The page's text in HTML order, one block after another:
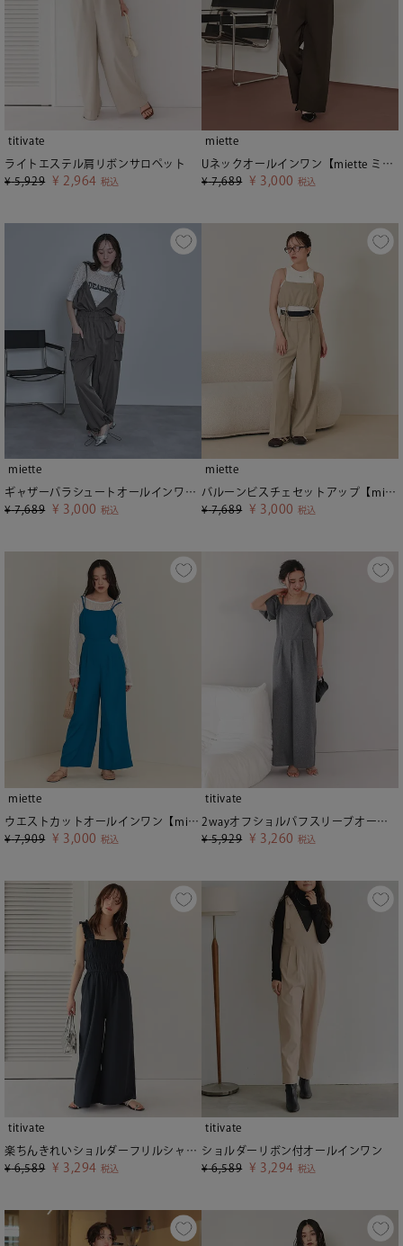
titivate
ライトエステル肩リボンサロペット
¥ 5,929 ¥ 2,964 税込
miette
Uネックオールインワン【miette ミエット】
¥ 7,689 ¥ 3,000 税込
miette
ギャザーパラシュートオールインワン【miette ミエット】
¥ 7,689 ¥ 3,000 税込
miette
バルーンビスチェセットアップ【miette ミエット】
¥ 7,689 ¥ 3,000 税込
miette
ウエストカットオールインワン【miette ミエット】【メール便可／100】
¥ 7,909 ¥ 3,000 税込
titivate
2wayオフショルパフスリーブオールインワン
¥ 5,929 ¥ 3,260 税込
titivate
楽ちんきれいショルダーフリルシャーリングオールインワン
¥ 6,589 ¥ 3,294 税込
titivate
ショルダーリボン付オールインワン
¥ 6,589 ¥ 3,294 税込